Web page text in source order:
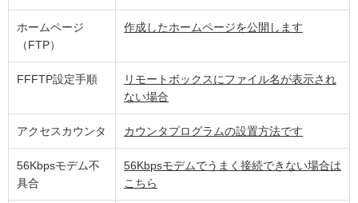
ホームページ
（FTP）
作成したホームページを公開します
FFFTP設定手順
リモートボックスにファイル名が表示され
ない場合
アクセスカウンタ カウンタプログラムの設置方法です
56Kbpsモデム不
具合
56Kbpsモデムでうまく接続できない場合は
こちら